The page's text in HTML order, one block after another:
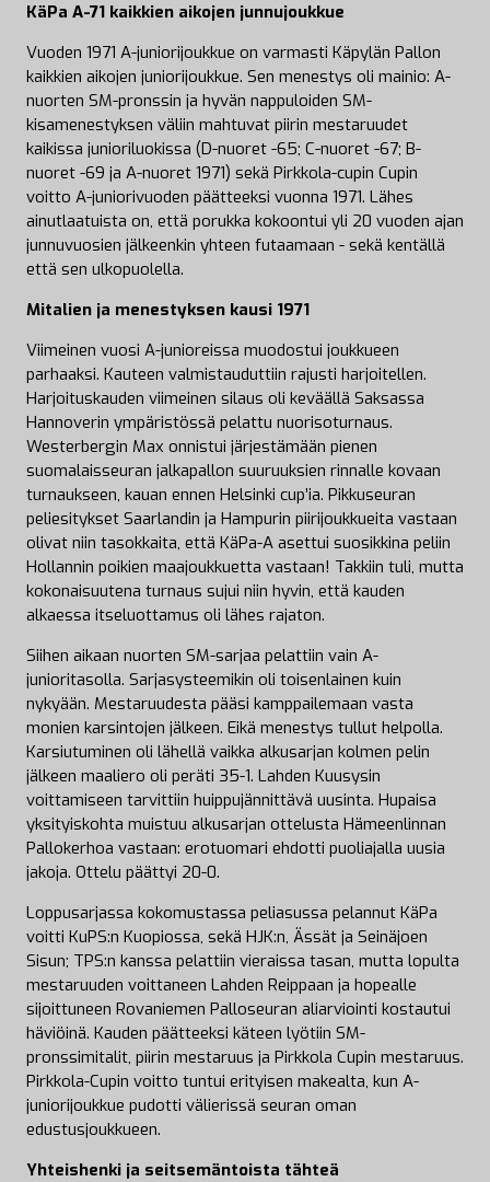
KäPa A-71 kaikkien aikojen junnujoukkue
Vuoden 1971 A-juniorijoukkue on varmasti Käpylän Pallon
kaikkien aikojen juniorijoukkue. Sen menestys oli mainio: A-
nuorten SM-pronssin ja hyvän nappuloiden SM-
kisamenestyksen väliin mahtuvat piirin mestaruudet
kaikissa junioriluokissa (D-nuoret -65; C-nuoret -67; B-
nuoret -69 ja A-nuoret 1971) sekä Pirkkola-cupin Cupin
voitto A-juniorivuoden päätteeksi vuonna 1971. Lähes
ainutlaatuista on, että porukka kokoontui yli 20 vuoden ajan
junnuvuosien jälkeenkin yhteen futaamaan - sekä kentällä
että sen ulkopuolella.
Mitalien ja menestyksen kausi 1971
Viimeinen vuosi A-junioreissa muodostui joukkueen
parhaaksi. Kauteen valmistauduttiin rajusti harjoitellen.
Harjoituskauden viimeinen silaus oli keväällä Saksassa
Hannoverin ympäristössä pelattu nuorisoturnaus.
Westerbergin Max onnistui järjestämään pienen
suomalaisseuran jalkapallon suuruuksien rinnalle kovaan
turnaukseen, kauan ennen Helsinki cup’ia. Pikkuseuran
peliesitykset Saarlandin ja Hampurin piirijoukkueita vastaan
olivat niin tasokkaita, että KäPa-A asettui suosikkina peliin
Hollannin poikien maajoukkuetta vastaan! Takkiin tuli, mutta
kokonaisuutena turnaus sujui niin hyvin, että kauden
alkaessa itseluottamus oli lähes rajaton.
Siihen aikaan nuorten SM-sarjaa pelattiin vain A-
junioritasolla. Sarjasysteemikin oli toisenlainen kuin
nykyään. Mestaruudesta pääsi kamppailemaan vasta
monien karsintojen jälkeen. Eikä menestys tullut helpolla.
Karsiutuminen oli lähellä vaikka alkusarjan kolmen pelin
jälkeen maaliero oli peräti 35-1. Lahden Kuusysin
voittamiseen tarvittiin huippujännittävä uusinta. Hupaisa
yksityiskohta muistuu alkusarjan ottelusta Hämeenlinnan
Pallokerhoa vastaan: erotuomari ehdotti puoliajalla uusia
jakoja. Ottelu päättyi 20-0.
Loppusarjassa kokomustassa peliasussa pelannut KäPa
voitti KuPS:n Kuopiossa, sekä HJK:n, Ässät ja Seinäjoen
Sisun; TPS:n kanssa pelattiin vieraissa tasan, mutta lopulta
mestaruuden voittaneen Lahden Reippaan ja hopealle
sijoittuneen Rovaniemen Palloseuran aliarviointi kostautui
häviöinä. Kauden päätteeksi käteen lyötiin SM-
pronssimitalit, piirin mestaruus ja Pirkkola Cupin mestaruus.
Pirkkola-Cupin voitto tuntui erityisen makealta, kun A-
juniorijoukkue pudotti välierissä seuran oman
edustusjoukkueen.
Yhteishenki ja seitsemäntoista tähteä